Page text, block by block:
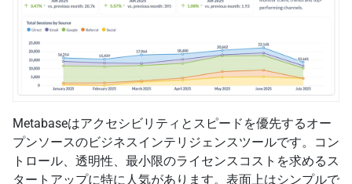
Metabaseはアクセシビリティとスピードを優先するオー
プンソースのビジネスインテリジェンスツールです。コン
トロール、透明性、最小限のライセンスコストを求めるス
タートアップに特に人気があります。表面上はシンプルで